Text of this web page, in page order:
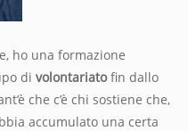
ho una formazione
di volontariatofin dallo
che c’è chi sostiene che,
accumulato una certa